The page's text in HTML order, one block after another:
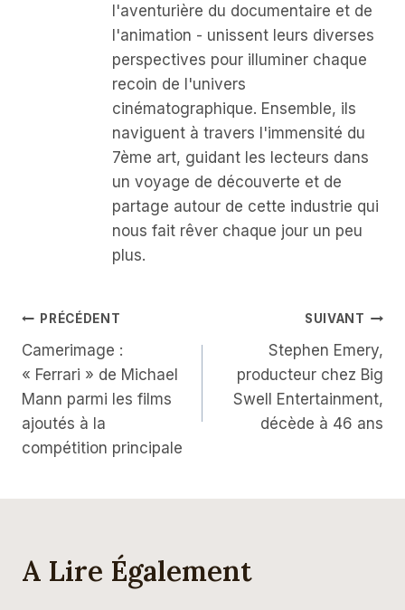
l'aventurière du documentaire et de
l'animation - unissent leurs diverses
perspectives pour illuminer chaque
recoin de l'univers
cinématographique. Ensemble, ils
naviguent à travers l'immensité du
7ème art, guidant les lecteurs dans
un voyage de découverte et de
partage autour de cette industrie qui
nous fait rêver chaque jour un peu
plus.
Navigation
De
L’article
PRÉCÉDENT
Camerimage :
« Ferrari » de Michael
Mann parmi les films
ajoutés à la
compétition principale
SUIVANT
Stephen Emery,
producteur chez Big
Swell Entertainment,
décède à 46 ans
A Lire Également